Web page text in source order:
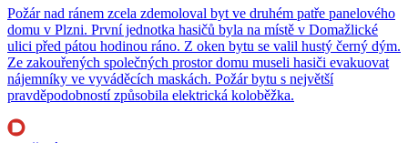
Požár nad ránem zcela zdemoloval byt ve druhém patře panelového
domu v Plzni. První jednotka hasičů byla na místě v Domažlické
ulici před pátou hodinou ráno. Z oken bytu se valil hustý černý dým.
Ze zakouřených společných prostor domu museli hasiči evakuovat
nájemníky ve vyváděcích maskách. Požár bytu s největší
pravděpodobností způsobila elektrická koloběžka.